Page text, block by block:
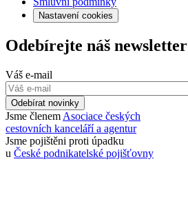
Nastavení cookies
Odebírejte náš newsletter
Váš e-mail
Odebírat novinky
Jsme členem Asociace českých
cestovních kanceláří a agentur
Jsme pojištěni proti úpadku
u České podnikatelské pojišťovny